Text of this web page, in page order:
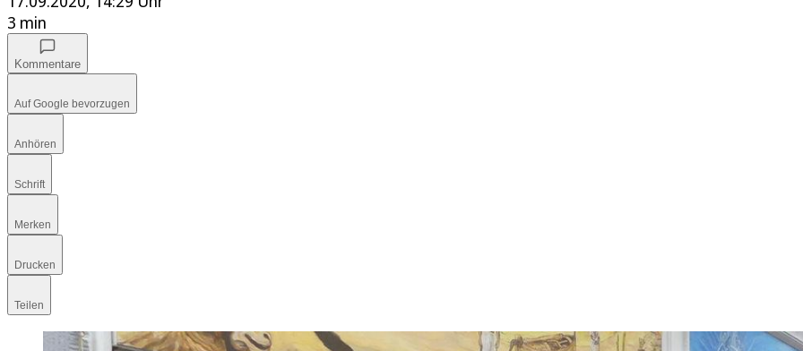
3 min
Kommentare
Auf Google bevorzugen
Anhören
Schrift
Merken
Drucken
Teilen